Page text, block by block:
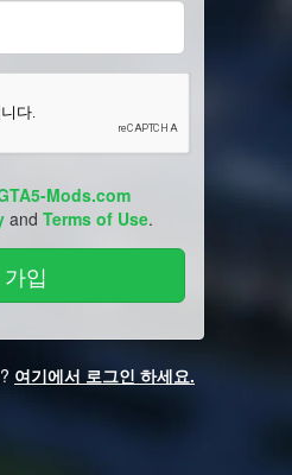
Mods.com
and Terms of Use.
여기에서 로그인 하세요.